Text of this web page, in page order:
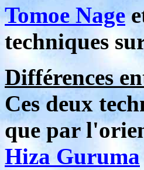
Tomoe Nage
techniques
Différences
Ces deux
que par
Hiza Guruma